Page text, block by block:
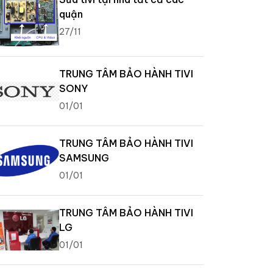
quận
27/11
TRUNG TÂM BẢO HÀNH TIVI
SONY
01/01
TRUNG TÂM BẢO HÀNH TIVI
SAMSUNG
01/01
TRUNG TÂM BẢO HÀNH TIVI
LG
01/01